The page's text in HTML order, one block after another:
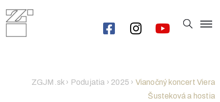
ZGJM.sk › Podujatia › 2025 › Vianočný koncert Viera
Šusteková a hostia